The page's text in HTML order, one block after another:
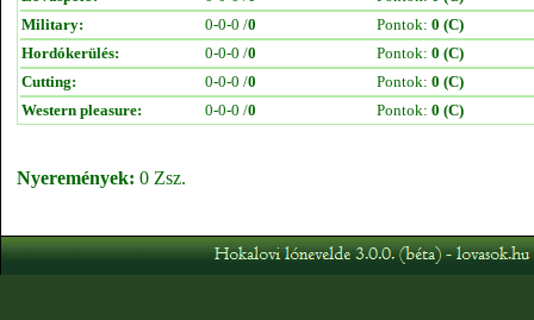
Military:
0-0-0 /0 Pontok: 0 (C)
Hordókerülés:
0-0-0 /0 Pontok: 0 (C)
Cutting:
0-0-0 /0 Pontok: 0 (C)
Western pleasure:
0-0-0 /0 Pontok: 0 (C)
Nyeremények: 0 Zsz.